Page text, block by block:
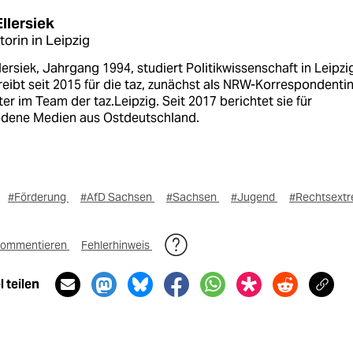
in Leipzig
Jahrgang 1994, studiert Politikwissenschaft in
seit 2015 für die taz, zunächst als NRW-Korrespondentin
im Team der taz.Leipzig. Seit 2017 berichtet sie für
Medien aus Ostdeutschland.
#Förderung #AfD Sachsen #Sachsen #Jugend
Fehlerhinweis
teilen